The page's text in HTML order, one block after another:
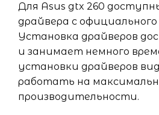
Для Asus gtx 260
драйвера с
Установка драйверов
и занимает немного
установки драйверов
работать на
производительности.